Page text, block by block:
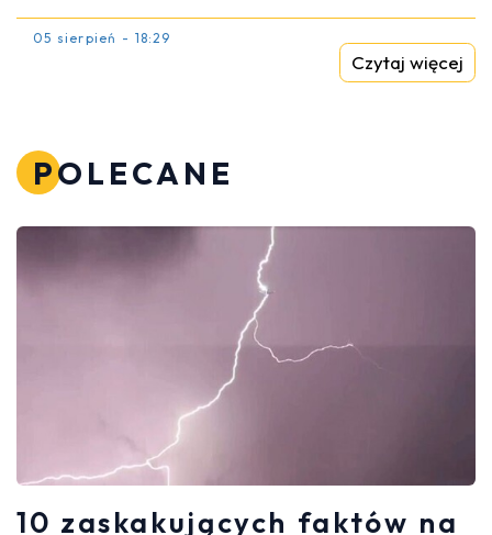
05 sierpień - 18:29
Czytaj więcej
POLECANE
10 zaskakujących faktów na